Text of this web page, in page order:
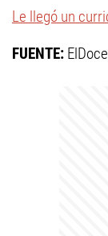
Le llegó un
FUENTE: